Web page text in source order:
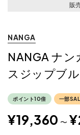
販
NANGA
NANGA ナ
スジップブ
ポイント10倍 一部
¥19,360 〜 ¥